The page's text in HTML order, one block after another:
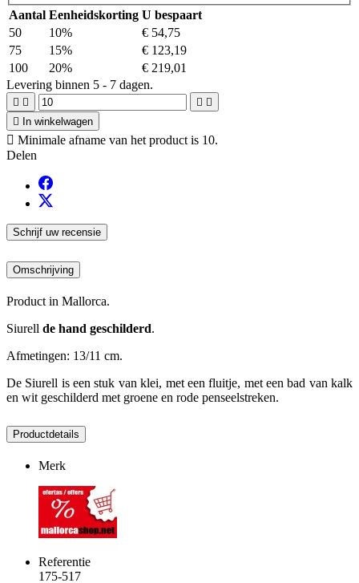
Aantal Eenheidskorting U bespaart
50
10%
€ 54,75
75
15%
€ 123,19
100
20%
€ 219,01
Levering binnen 5 - 7 dagen.
   

In winkelwagen
 Minimale afname van het product is 10.
Delen
Schrijf uw recensie
Omschrijving
Product in Mallorca.
Siurell de hand geschilderd.
Afmetingen: 13/11 cm.
De Siurell is een stuk van klei, met een fluitje, met een bad van kalk
en wit geschilderd met groene en rode penseelstreken.
Productdetails
Merk
Referentie
175-517